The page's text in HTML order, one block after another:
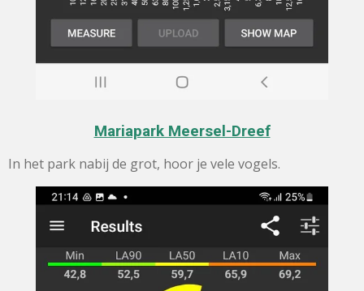
Mariapark Meersel-Dreef
In het park nabij de grot, hoor je vele vogels.